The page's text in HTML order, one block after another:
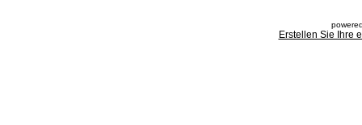
Erstellen Sie Ihre